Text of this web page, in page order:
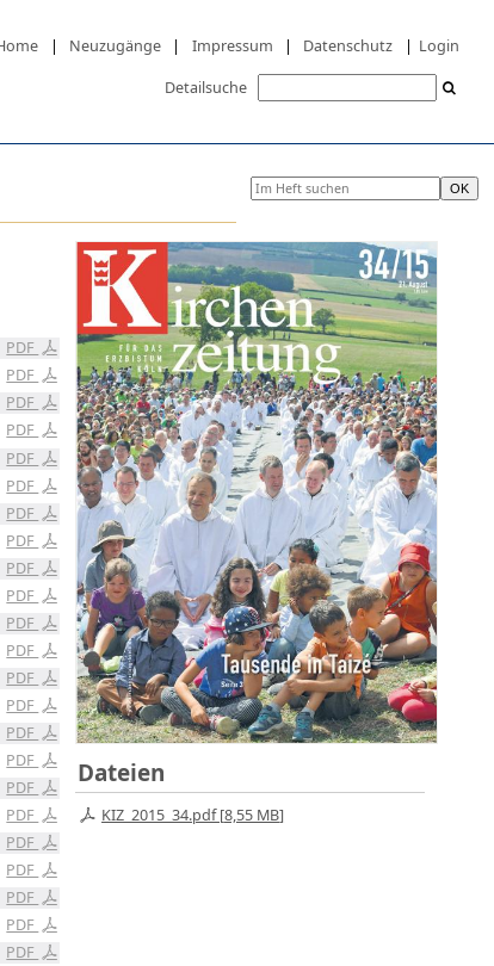
| Neuzugänge | Impressum | Datenschutz | Login
Detailsuche
PDF
PDF
PDF
PDF
PDF
PDF
PDF
PDF
PDF
PDF
PDF
PDF
PDF
PDF
PDF
PDF
PDF
PDF
PDF
PDF
PDF
PDF
PDF
Dateien
KIZ_2015_34.pdf [8,55 MB]